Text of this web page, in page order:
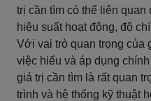
trị cần tìm có thể liên quan
hiệu suất hoạt động, độ
Với vai trò quan trọng của
việc hiểu và áp dụng
giá trị cần tìm là rất quan
trình và hệ thống kỹ thuật